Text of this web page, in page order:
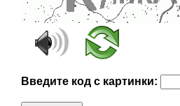
Введите код с картинки: